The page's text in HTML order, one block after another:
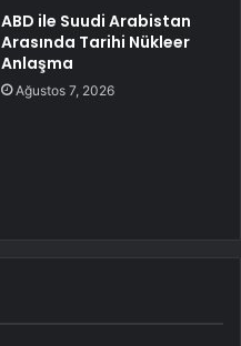
ABD ile Suudi Arabistan
Arasında Tarihi Nükleer
Anlaşma
Ağustos 7, 2026